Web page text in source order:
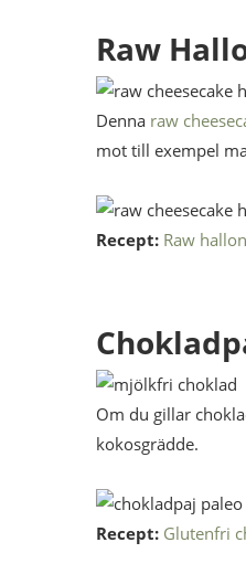
Raw
Denna raw
mot till exempel
Recept: Raw
Om du gillar
kokosgrädde.
Recept: Glutenfri